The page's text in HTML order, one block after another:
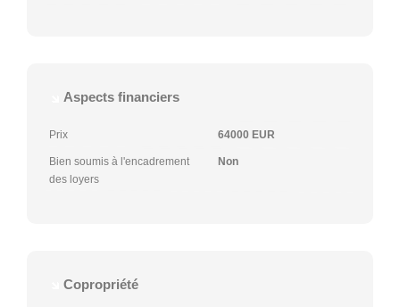
Aspects financiers
Prix 64000 EUR
Bien soumis à l'encadrement
des loyers
Non
Copropriété